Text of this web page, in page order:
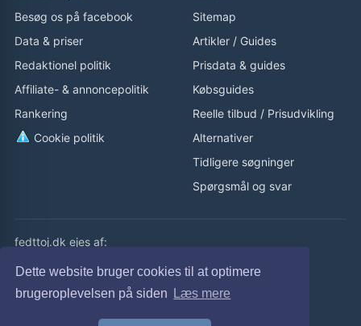
Dette website bruger cookies til at optimere
brugeroplevelsen på siden
Læs mere
GENNEMSIGTIGHED
Sådan finder og rangerer FedtTøj
produkter
prisdata løbende og bruger produktdata til at gøre
udvalget lettere at sammenligne. Butikker kan ikke
Priser, lagerstatus og produktdata opdateres
Sortering bygger på relevans, pris, data, kategori,
brand og aktualitet – ikke betalt placering.
Besøg os på facebook
Data & priser
Redaktionel politik
Affiliate- & annoncepolitik
Rankering
Cookie politik
Sitemap
Artikler / Guides
Prisdata & guides
Købsguides
Reelle tilbud / Prisudvikling
Alternativer
Tidligere søgninger
Spørgsmål og svar
fedttoj.dk ejes af:
eLaursen ApS
Cvr: 32308929